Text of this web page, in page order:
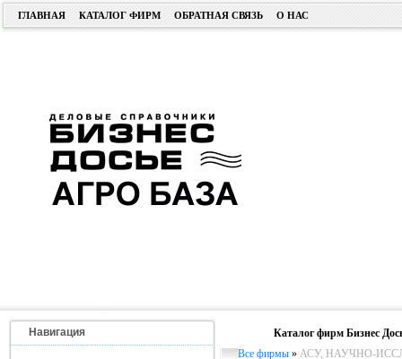
ГЛАВНАЯ КАТАЛОГ ФИРМ ОБРАТНАЯ СВЯЗЬ О НАС
Навигация
Каталог фирм Бизнес
Все фирмы » АСУ, НАУЧНО-